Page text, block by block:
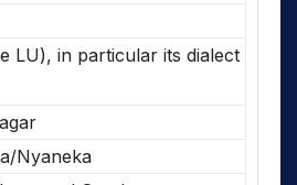
LU), in particular its dialect
Nyaneka